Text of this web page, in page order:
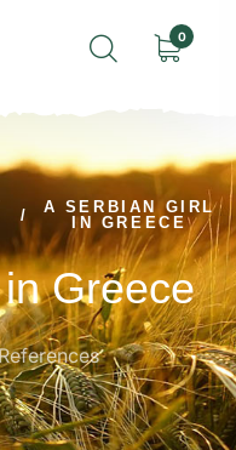
0
/
A SERBIAN GIRL
IN GREECE
Greece